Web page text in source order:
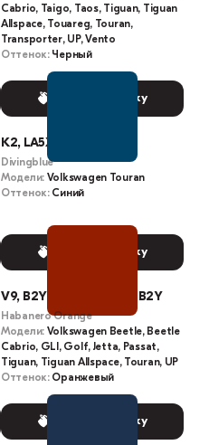
Cabrio, Taigo, Taos, Tiguan, Tiguan
Allspace, Touareg, Touran,
Transporter, UP, Vento
Оттенок: Черный
Выбрать краску
K2, LA5X
Divingblue
Модели: Volkswagen Touran
Оттенок: Синий
Выбрать краску
V9, B2Y, V9V9, LB2Y, L-B2Y
Habanero Orange
Модели: Volkswagen Beetle, Beetle
Cabrio, GLI, Golf, Jetta, Passat,
Tiguan, Tiguan Allspace, Touran, UP
Оттенок: Оранжевый
Выбрать краску